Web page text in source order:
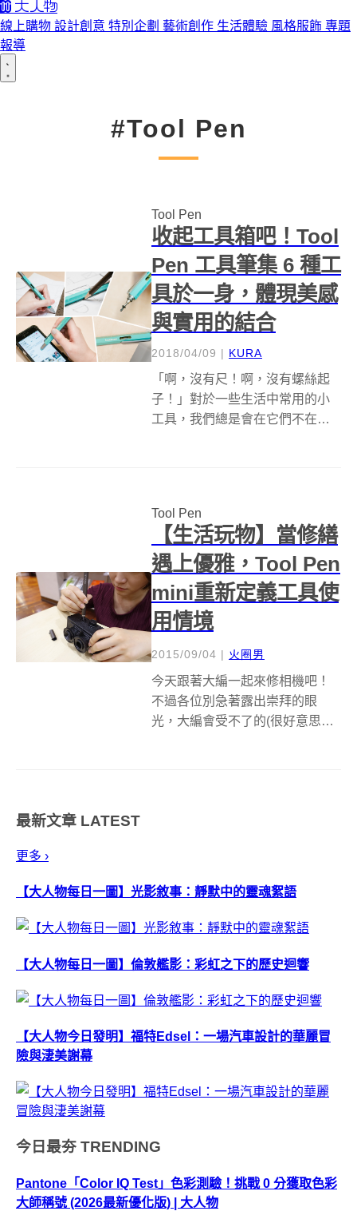
線上購物 設計創意 特別企劃 藝術創作 生活體驗 風格服飾 專題
報導
#Tool Pen
Tool Pen
收起工具箱吧！Tool
Pen 工具筆集 6 種工
具於一身，體現美感
與實用的結合
2018/04/09 | KURA
「啊，沒有尺！啊，沒有螺絲起
子！」對於一些生活中常用的小
工具，我們總是會在它們不在身
有的工具啊～ 好的，聽到你的願
望了（誰？），...
Tool Pen
【生活玩物】當修繕
遇上優雅，Tool Pen
mini重新定義工具使
用情境
2015/09/04 | 火圈男
今天跟著大編一起來修相機吧！
不過各位別急著露出崇拜的眼
光，大編會受不了的(很好意思～
最新文章 LATEST
更多 ›
【大人物每日一圖】光影敘事：靜默中的靈魂絮語
【大人物每日一圖】倫敦艦影：彩虹之下的歷史迴響
【大人物今日發明】福特Edsel：一場汽車設計的華麗冒
險與淒美謝幕
今日最夯 TRENDING
Pantone「Color IQ Test」色彩測驗！挑戰 0 分獲取色彩
大師稱號 (2026最新優化版) | 大人物